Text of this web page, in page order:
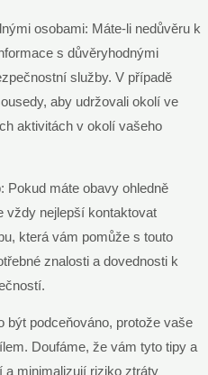
osobami: Máte-li nedůvěru k
s důvěryhodnými
služby. V případě
aby udržovali okolí ve
aktivitách v okolí vašeho
Pokud máte obavy ohledně
vždy nejlepší kontaktovat
která vám pomůže s touto
znalosti a dovednosti k
být podceňováno, protože vaše
Doufáme, že vám tyto tipy a
a minimalizují riziko ztráty